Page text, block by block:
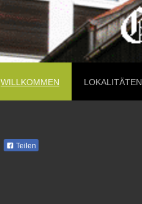
WILLKOMMEN LOKALITÄTEN
Teilen